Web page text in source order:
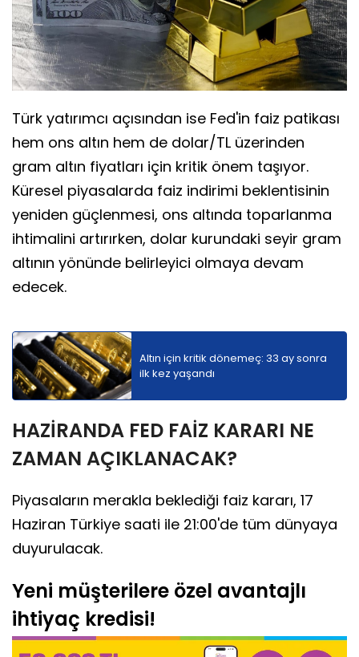
Türk yatırımcı açısından ise Fed'in faiz patikası
hem ons altın hem de dolar/TL üzerinden
gram altın fiyatları için kritik önem taşıyor.
Küresel piyasalarda faiz indirimi beklentisinin
yeniden güçlenmesi, ons altında toparlanma
ihtimalini artırırken, dolar kurundaki seyir gram
altının yönünde belirleyici olmaya devam
edecek.
Altın için kritik dönemeç: 33 ay sonra
ilk kez yaşandı
HAZİRANDA FED FAİZ KARARI NE
ZAMAN AÇIKLANACAK?
Piyasaların merakla beklediği faiz kararı, 17
Haziran Türkiye saati ile 21:00'de tüm dünyaya
duyurulacak.
Yeni müşterilere özel avantajlı
ihtiyaç kredisi!